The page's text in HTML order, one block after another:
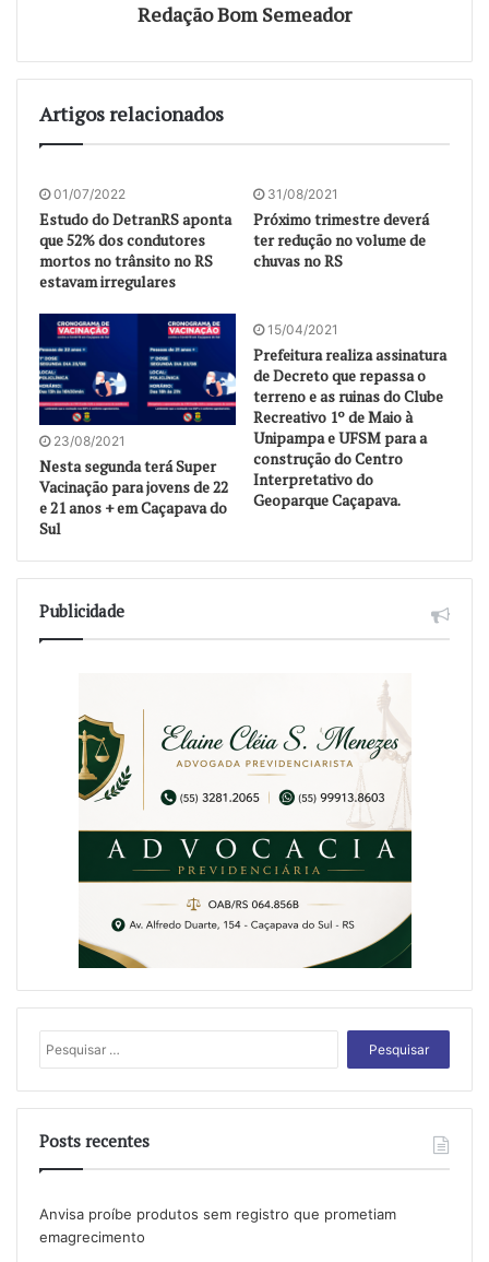
Redação Bom Semeador
Artigos relacionados
01/07/2022
Estudo do DetranRS aponta
que 52% dos condutores
mortos no trânsito no RS
estavam irregulares
31/08/2021
Próximo trimestre deverá
ter redução no volume de
chuvas no RS
23/08/2021
Nesta segunda terá Super
Vacinação para jovens de 22
e 21 anos + em Caçapava do
Sul
15/04/2021
Prefeitura realiza assinatura
de Decreto que repassa o
terreno e as ruinas do Clube
Recreativo 1º de Maio à
Unipampa e UFSM para a
construção do Centro
Interpretativo do
Geoparque Caçapava.
Publicidade
por:
Posts recentes
Anvisa proíbe produtos sem registro que prometiam
emagrecimento